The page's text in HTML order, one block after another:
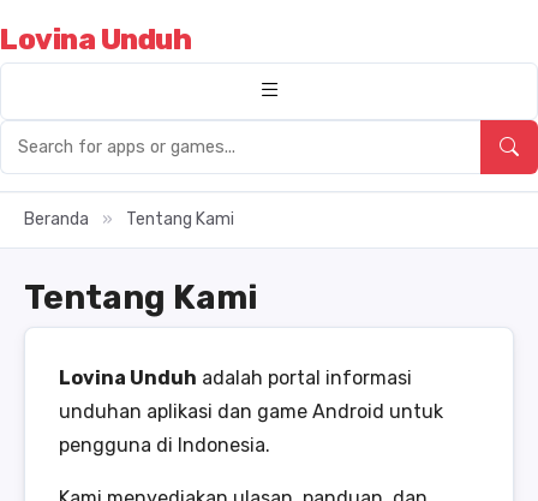
Lovina Unduh
Beranda » Tentang Kami
Tentang Kami
Lovina Unduh adalah portal informasi
unduhan aplikasi dan game Android untuk
pengguna di Indonesia.